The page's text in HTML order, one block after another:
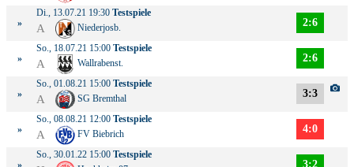
»
Di., 13.07.21 19:30 Testspiele
A Niederjosb. 2:6
»
So., 18.07.21 15:00 Testspiele
A Wallrabenst. 2:6
»
So., 01.08.21 15:00 Testspiele
A SG Bremthal 3:3
»
So., 08.08.21 12:00 Testspiele
A FV Biebrich 4:0
»
So., 30.01.22 15:00 Testspiele
3:2